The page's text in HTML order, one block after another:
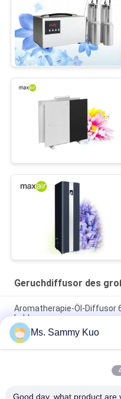
Geruchdiffusor des
Aromatherapie-Öl-Diffusor
Lobby
Geruch-Steueraroma-
Lobby
An der Wand befestigter
Ms. Sammy Kuo
Good day, what product are